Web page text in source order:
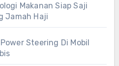
Makanan Siap Saji
Jamah Haji
Steering Di Mobil